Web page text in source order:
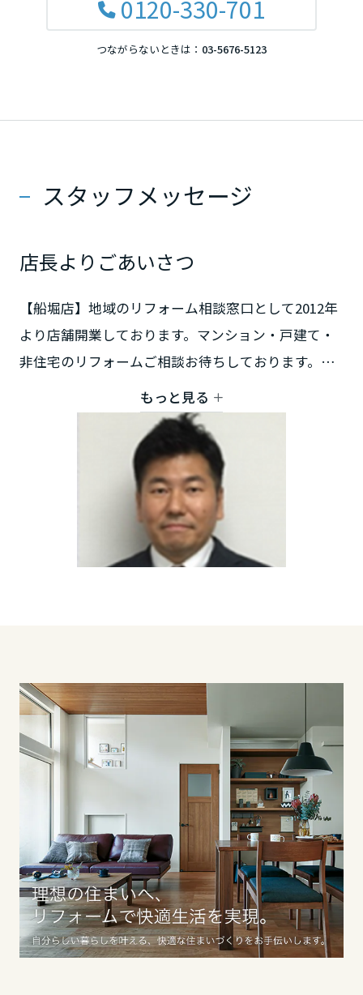
0120-330-701
つながらないときは： 03-5676-5123
スタッフメッセージ
店長よりごあいさつ
【船堀店】地域のリフォーム相談窓口として2012年
より店舗開業しております。マンション・戸建て・
非住宅のリフォームご相談お待ちしております。お
気軽にお声掛け下さい。もっと見る
奈良県
島根県
愛媛県
九州エリア
福岡県
佐賀県